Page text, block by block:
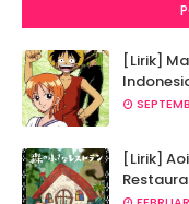
[Lirik]
[Lirik]